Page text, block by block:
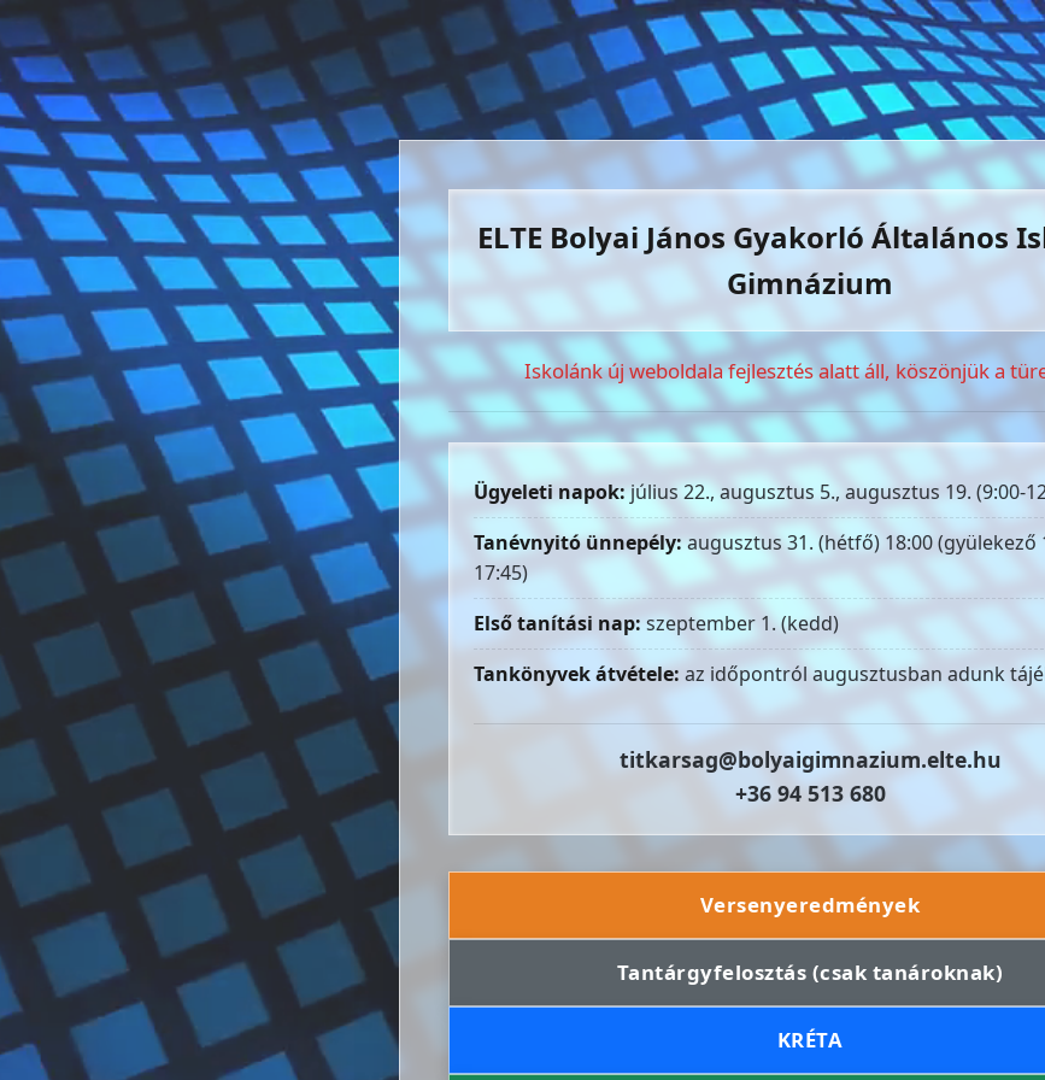
ELTE Bolyai János Gyakorló Általános
Gimnázium
Iskolánk új weboldala fejlesztés alatt áll, köszönjük a
Ügyeleti napok:július 22., augusztus 5., augusztus 19. (9:00-
Tanévnyitó ünnepély:augusztus 31. (hétfő) 18:00 (gyülekező
17:45)
Első tanítási nap: szeptember 1. (kedd)
Tankönyvek átvétele: az időpontról augusztusban adunk
titkarsag@bolyaigimnazium.elte.hu
+36 94 513 680
Versenyeredmények
Tantárgyfelosztás (csak tanároknak)
KRÉTA